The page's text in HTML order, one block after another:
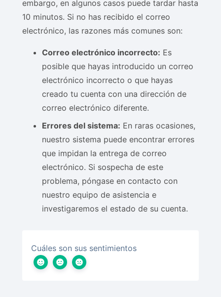
embargo, en algunos casos puede tardar hasta
10 minutos. Si no has recibido el correo
electrónico, las razones más comunes son:
Correo electrónico incorrecto: Es
posible que hayas introducido un correo
electrónico incorrecto o que hayas
creado tu cuenta con una dirección de
correo electrónico diferente.
Errores del sistema: En raras ocasiones,
nuestro sistema puede encontrar errores
que impidan la entrega de correo
electrónico. Si sospecha de este
problema, póngase en contacto con
nuestro equipo de asistencia e
investigaremos el estado de su cuenta.
Cuáles son sus sentimientos